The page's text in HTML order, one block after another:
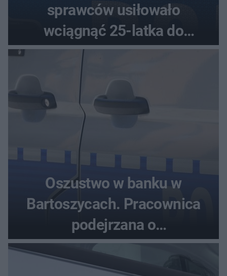
sprawców usiłowało
wciągnąć 25-latka do
samochodu
Oszustwo w banku w
Bartoszycach. Pracownica
podejrzana o
przywłaszczenie 470 000 zł